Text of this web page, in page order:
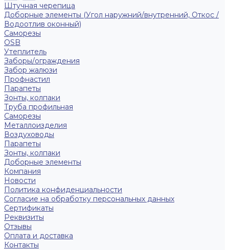
Штучная черепица
Доборные элементы (Угол наружний/внутренний, Откос /
Водоотлив оконный)
Саморезы
OSB
Утеплитель
Заборы/ограждения
Забор жалюзи
Профнастил
Парапеты
Зонты, колпаки
Труба профильная
Саморезы
Металлоизделия
Воздуховоды
Парапеты
Зонты, колпаки
Доборные элементы
Компания
Новости
Политика конфиденциальности
Согласие на обработку персональных данных
Сертификаты
Реквизиты
Отзывы
Оплата и доставка
Контакты